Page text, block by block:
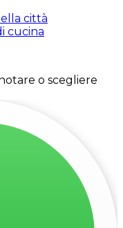
città
cucina
o scegliere